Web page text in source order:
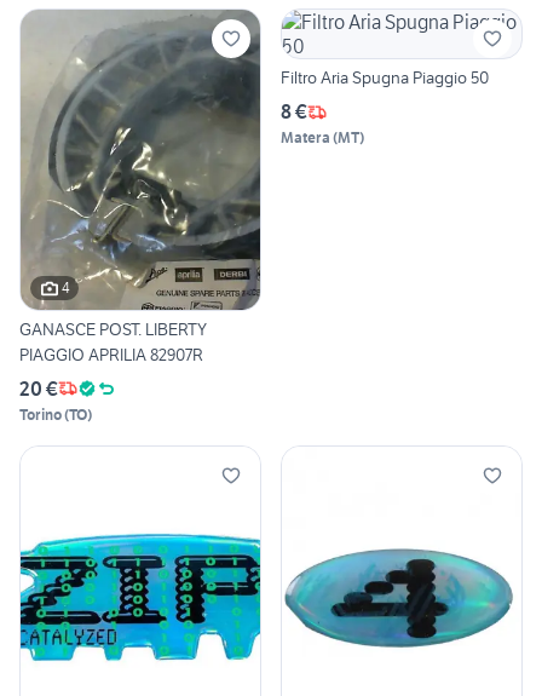
4
GANASCE POST. LIBERTY
PIAGGIO APRILIA 82907R
20 €
Torino(TO)
Filtro Aria Spugna Piaggio 50
8 €
Matera (MT)